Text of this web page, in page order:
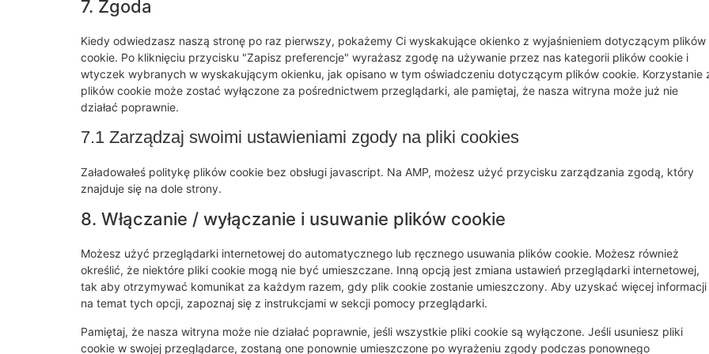
7. Zgoda
Kiedy odwiedzasz naszą stronę po raz pierwszy, pokażemy Ci wyskakujące okienko z wyjaśnieniem dotyczącym plików
cookie. Po kliknięciu przycisku "Zapisz preferencje" wyrażasz zgodę na używanie przez nas kategorii plików cookie i
wtyczek wybranych w wyskakującym okienku, jak opisano w tym oświadczeniu dotyczącym plików cookie. Korzystanie
plików cookie może zostać wyłączone za pośrednictwem przeglądarki, ale pamiętaj, że nasza witryna może już nie
działać poprawnie.
7.1 Zarządzaj swoimi ustawieniami zgody na pliki cookies
Załadowałeś politykę plików cookie bez obsługi javascript. Na AMP, możesz użyć przycisku zarządzania zgodą, który
znajduje się na dole strony.
8. Włączanie / wyłączanie i usuwanie plików cookie
Możesz użyć przeglądarki internetowej do automatycznego lub ręcznego usuwania plików cookie. Możesz również
określić, że niektóre pliki cookie mogą nie być umieszczane. Inną opcją jest zmiana ustawień przeglądarki internetowej,
tak aby otrzymywać komunikat za każdym razem, gdy plik cookie zostanie umieszczony. Aby uzyskać więcej informacji
na temat tych opcji, zapoznaj się z instrukcjami w sekcji pomocy przeglądarki.
Pamiętaj, że nasza witryna może nie działać poprawnie, jeśli wszystkie pliki cookie są wyłączone. Jeśli usuniesz pliki
cookie w swojej przeglądarce, zostaną one ponownie umieszczone po wyrażeniu zgody podczas ponownego